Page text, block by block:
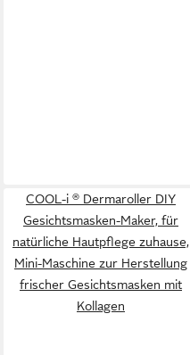
COOL-i ® Dermaroller DIY
Gesichtsmasken-Maker, für
natürliche Hautpflege zuhause,
Mini-Maschine zur Herstellung
frischer Gesichtsmasken mit
Kollagen